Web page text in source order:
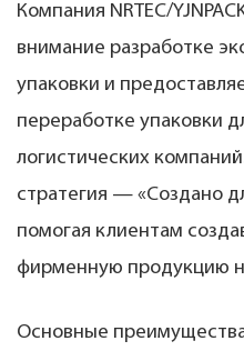
Компания NRTEC/
внимание разработке
упаковки и
переработке упаковки
логистических
стратегия — «Создано
помогая клиентам
фирменную продукцию
Основные